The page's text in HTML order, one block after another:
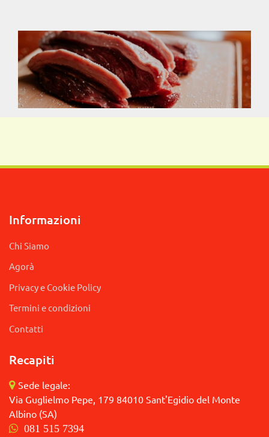
Informazioni
Chi Siamo
Agorà
Privacy e Cookie Policy
Termini e condizioni
Contatti
Recapiti
Sede legale:
Via Guglielmo Pepe, 179 84010 Sant'Egidio del Monte
Albino (SA)
081 515 7394